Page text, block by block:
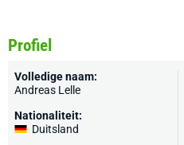
Profiel
Volledige naam:
Andreas Lelle
Nationaliteit:
Duitsland